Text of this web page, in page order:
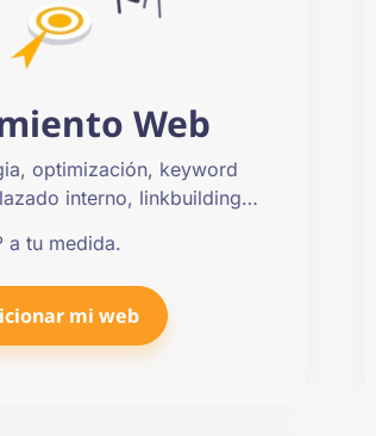
Web
optimización, keyword
interno, linkbuilding…
a tu medida.
mi web